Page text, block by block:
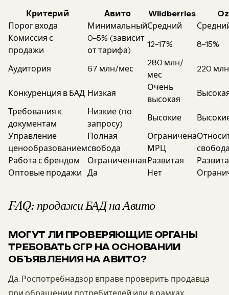
Критерий Авито Wildberries
Порог входа
МинимальныйСредний
Комиссия с
продажи
0–5% (зависит
от тарифа)
12–17% 8–15%
Аудитория 67 млн/мес
280 млн/
мес
220
Конкуренция в БАД Низкая
Очень
высокая
Требования к
документам
Низкие (по
запросу)
Высокие
Управление
ценообразованием
Полная
свобода
Ограничена
МРЦ
Работа с брендом
ОграниченнаяРазвитая
Оптовые продажи Да Нет
FAQ: продажи БАД на Авито
МОГУТ ЛИ ПРОВЕРЯЮЩИЕ ОРГАНЫ
ТРЕБОВАТЬ СГР НА ОСНОВАНИИ
ОБЪЯВЛЕНИЯ НА АВИТО?
Да. Роспотребнадзор вправе проверить продавца
при обращении потребителей или в рамках